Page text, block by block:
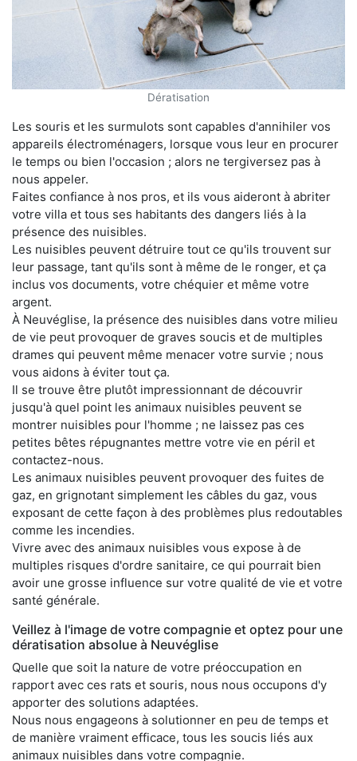
Dératisation
Les souris et les surmulots sont capables d'annihiler vos
appareils électroménagers, lorsque vous leur en procurer
le temps ou bien l'occasion ; alors ne tergiversez pas à
nous appeler.
Faites confiance à nos pros, et ils vous aideront à abriter
votre villa et tous ses habitants des dangers liés à la
présence des nuisibles.
Les nuisibles peuvent détruire tout ce qu'ils trouvent sur
leur passage, tant qu'ils sont à même de le ronger, et ça
inclus vos documents, votre chéquier et même votre
argent.
À Neuvéglise, la présence des nuisibles dans votre milieu
de vie peut provoquer de graves soucis et de multiples
drames qui peuvent même menacer votre survie ; nous
vous aidons à éviter tout ça.
Il se trouve être plutôt impressionnant de découvrir
jusqu'à quel point les animaux nuisibles peuvent se
montrer nuisibles pour l'homme ; ne laissez pas ces
petites bêtes répugnantes mettre votre vie en péril et
contactez-nous.
Les animaux nuisibles peuvent provoquer des fuites de
gaz, en grignotant simplement les câbles du gaz, vous
exposant de cette façon à des problèmes plus redoutables
comme les incendies.
Vivre avec des animaux nuisibles vous expose à de
multiples risques d'ordre sanitaire, ce qui pourrait bien
avoir une grosse influence sur votre qualité de vie et votre
santé générale.
Veillez à l'image de votre compagnie et optez pour une
dératisation absolue à Neuvéglise
Quelle que soit la nature de votre préoccupation en
rapport avec ces rats et souris, nous nous occupons d'y
apporter des solutions adaptées.
Nous nous engageons à solutionner en peu de temps et
de manière vraiment efficace, tous les soucis liés aux
animaux nuisibles dans votre compagnie.